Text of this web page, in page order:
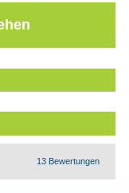
13 Bewertungen